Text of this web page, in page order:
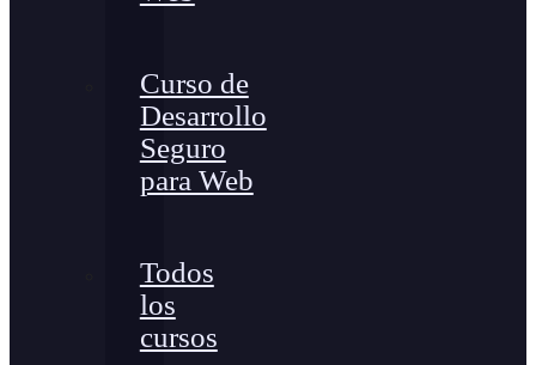
Curso de
Desarrollo
Seguro
para Web
Todos
los
cursos